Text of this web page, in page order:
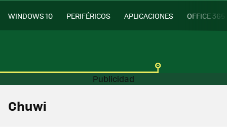
WINDOWS 10 PERIFÉRICOS APLICACIONES OFFICE 365
Chuwi